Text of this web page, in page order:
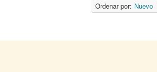
Ordenar por: Nuevo